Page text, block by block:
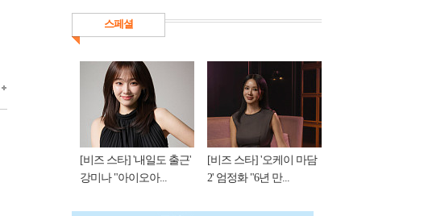
스페셜
[비즈 스타] '내일도 출근'
강미나 "아이오아...
[비즈 스타] '오케이 마담
2' 엄정화 "6년 만...